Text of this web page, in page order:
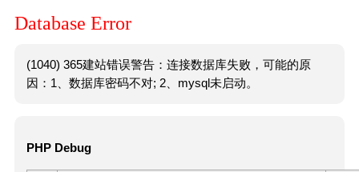
Database Error
(1040) 365建站错误警告：连接数据库失败，可能的原
因：1、数据库密码不对; 2、mysql未启动。
PHP Debug